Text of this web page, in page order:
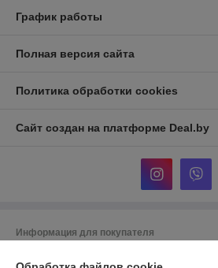
График работы
Полная версия сайта
Политика обработки cookies
Сайт создан на платформе Deal.by
Информация для покупателя